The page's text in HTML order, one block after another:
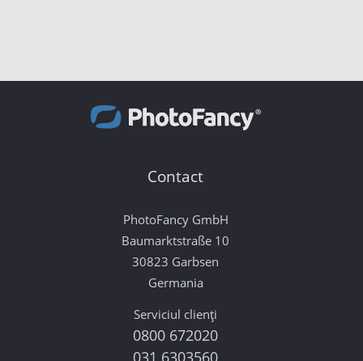
Contact
PhotoFancy GmbH
Baumarktstraße 10
30823 Garbsen
Germania
Serviciul clienți
0800 672020
031 6303560